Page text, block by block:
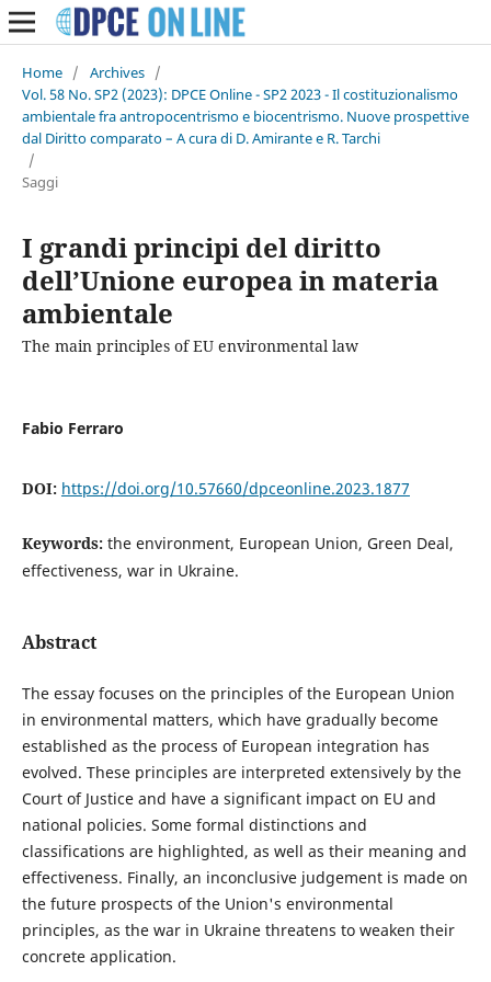
Home / Archives /
Vol. 58 No. SP2 (2023): DPCE Online - SP2 2023 - Il costituzionalismo
ambientale fra antropocentrismo e biocentrismo. Nuove prospettive
dal Diritto comparato – A cura di D. Amirante e R. Tarchi
/
Saggi
I grandi principi del diritto
dell’Unione europea in materia
ambientale
The main principles of EU environmental law
Fabio Ferraro
DOI: https://doi.org/10.57660/dpceonline.2023.1877
Keywords: the environment, European Union, Green Deal,
effectiveness, war in Ukraine.
Abstract
The essay focuses on the principles of the European Union
in environmental matters, which have gradually become
established as the process of European integration has
evolved. These principles are interpreted extensively by the
Court of Justice and have a significant impact on EU and
national policies. Some formal distinctions and
classifications are highlighted, as well as their meaning and
effectiveness. Finally, an inconclusive judgement is made on
the future prospects of the Union's environmental
principles, as the war in Ukraine threatens to weaken their
concrete application.